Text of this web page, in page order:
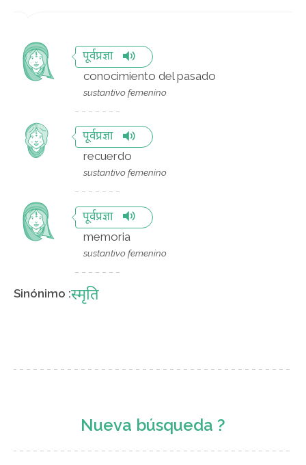
पूर्वप्रज्ञा
conocimiento del pasado
sustantivo femenino
पूर्वप्रज्ञा
recuerdo
sustantivo femenino
पूर्वप्रज्ञा
memoria
sustantivo femenino
Sinónimo :स्मृति
Nueva búsqueda ?